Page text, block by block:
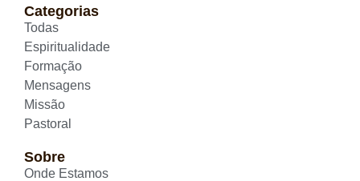
Categorias
Todas
Espiritualidade
Formação
Mensagens
Missão
Pastoral
Sobre
Onde Estamos